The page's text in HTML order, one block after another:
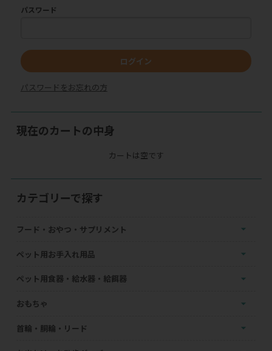
パスワード
ログイン
パスワードをお忘れの方
現在のカートの中身
カートは空です
カテゴリーで探す
フード・おやつ・サプリメント
ペット用お手入れ用品
ペット用食器・給水器・給餌器
おもちゃ
首輪・胴輪・リード